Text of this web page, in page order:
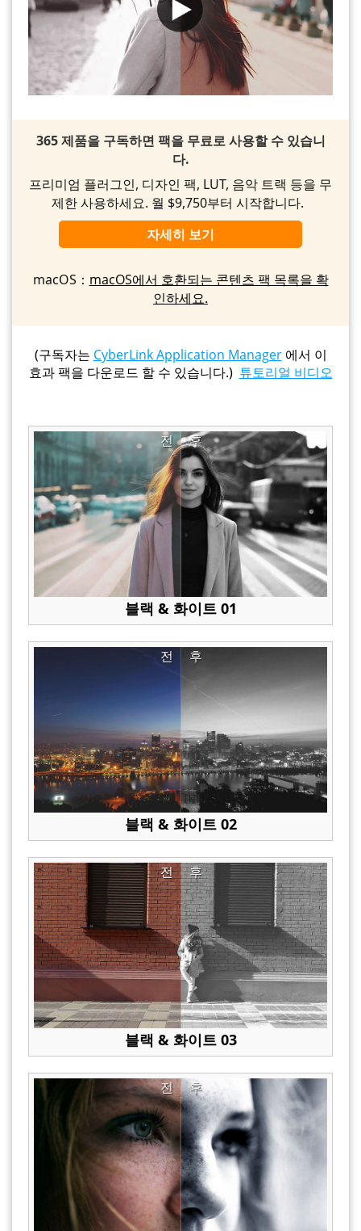
365 제품을 구독하면 팩을 무료로 사용할 수 있습니
다.
프리미엄 플러그인, 디자인 팩, LUT, 음악 트랙 등을 무
제한 사용하세요. 월 $9,750부터 시작합니다.
자세히 보기
macOS： macOS에서 호환되는 콘텐츠 팩 목록을 확
인하세요.
(구독자는 CyberLink Application Manager에서 이
효과 팩을 다운로드 할 수 있습니다.) 튜토리얼 비디오
후
전
블랙 & 화이트 01
후
전
블랙 & 화이트 02
후
전
블랙 & 화이트 03
후
전